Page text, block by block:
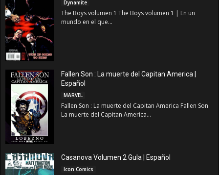
Dynamite
The Boys volumen 1 The Boys volumen 1 | En un
mundo en el que...
Fallen Son : La muerte del Capitan America |
Español
MARVEL
Fallen Son : La muerte del Capitan America Fallen Son
La muerte del Capitan America...
Casanova Volumen 2 Gula | Español
Icon Comics